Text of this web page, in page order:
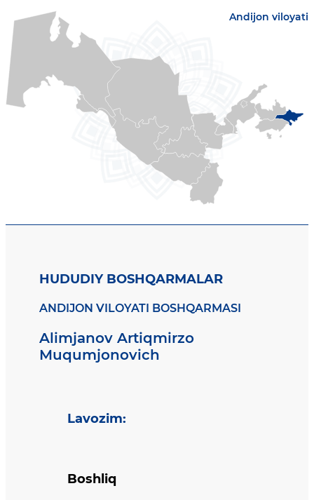
Andijon viloyati
HUDUDIY BOSHQARMALAR
ANDIJON VILOYATI BOSHQARMASI
Alimjanov Artiqmirzo
Muqumjonovich
Lavozim:
Boshliq